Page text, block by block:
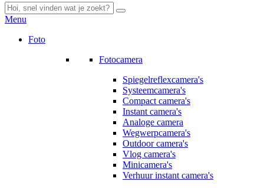
Menu
Foto
Fotocamera
Spiegelreflexcamera's
Systeemcamera's
Compact camera's
Instant camera's
Analoge camera
Wegwerpcamera's
Outdoor camera's
Vlog camera's
Minicamera's
Verhuur instant camera's